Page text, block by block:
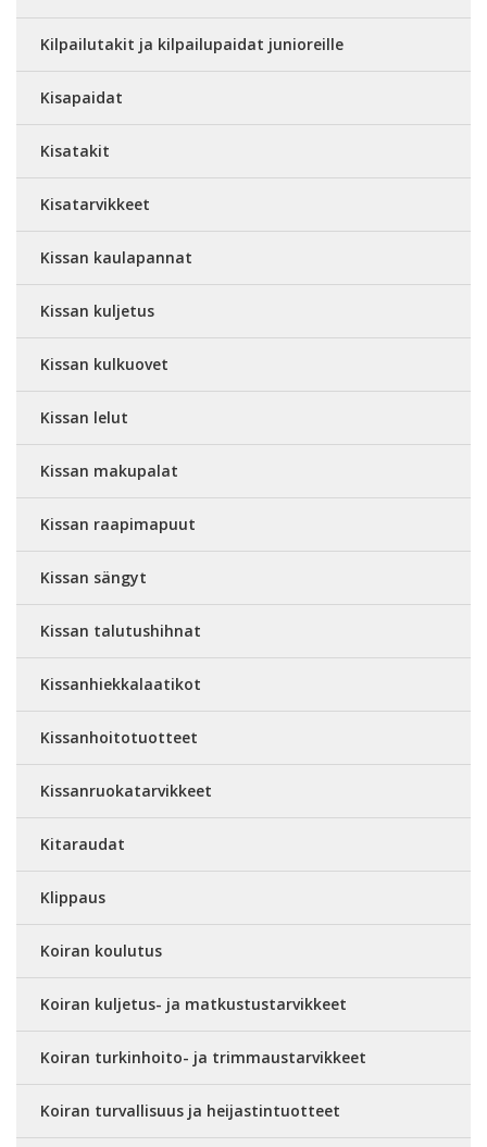
Kilpailutakit ja kilpailupaidat junioreille
Kisapaidat
Kisatakit
Kisatarvikkeet
Kissan kaulapannat
Kissan kuljetus
Kissan kulkuovet
Kissan lelut
Kissan makupalat
Kissan raapimapuut
Kissan sängyt
Kissan talutushihnat
Kissanhiekkalaatikot
Kissanhoitotuotteet
Kissanruokatarvikkeet
Kitaraudat
Klippaus
Koiran koulutus
Koiran kuljetus- ja matkustustarvikkeet
Koiran turkinhoito- ja trimmaustarvikkeet
Koiran turvallisuus ja heijastintuotteet